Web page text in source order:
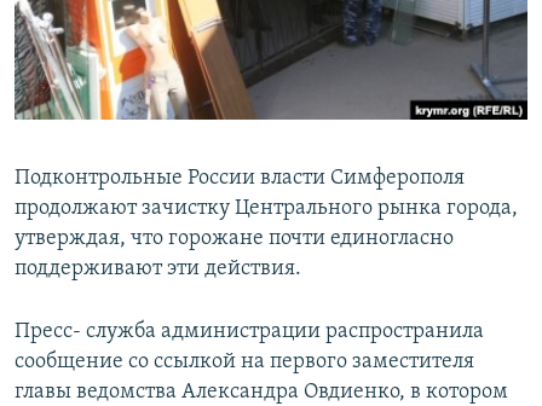
ПОБЕДИТЕЛЕЙ НЕ СУДЯТ?
КРЫМ.НЕПОКОРЕННЫЙ
ELIFBE
ПРИСОЕДИНЯЙТЕСЬ!
Все сайты RFE/RL
Подконтрольные России власти Симферополя
продолжают зачистку Центрального рынка города,
утверждая, что горожане почти единогласно
поддерживают эти действия.
Пресс- служба администрации распространила
сообщение со ссылкой на первого заместителя
главы ведомства Александра Овдиенко, в котором